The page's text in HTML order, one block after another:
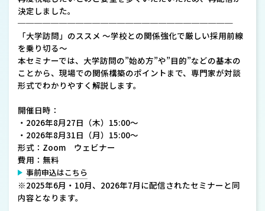
決定しました。
──────────────────────────
「大学訪問」のススメ ～学校との関係強化で厳しい採用前線
を乗り切る～
本セミナーでは、大学訪問の”始め方”や”目的”などの基本の
ことから、現場での関係構築のポイントまで、専門家が対談
形式でわかりやすく解説します。
開催日時：
・2026年8月27日（木）15:00～
・2026年8月31日（月）15:00～
形式：Zoom ウェビナー
費用：無料
事前申込はこちら
※2025年6月・10月、2026年7月に配信されたセミナーと同
内容となります。